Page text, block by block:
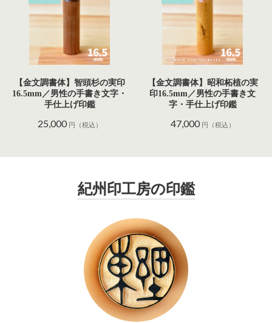
【金文調書体】智頭杉の実印
16.5mm／男性の手書き文字・
手仕上げ印鑑
25,000 円（税込）
【金文調書体】昭和柘植の実
印16.5mm／男性の手書き文
字・手仕上げ印鑑
47,000 円（税込）
紀州印工房の印鑑